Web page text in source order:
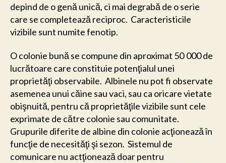
depind de o genă unică, ci mai degrabă de o serie
care se completează reciproc. Caracteristicile
vizibile sunt numite fenotip.
O colonie bună se compune din aproximat 50 000 de
lucrătoare care constituie potenţialul unei
proprietăţi observabile. Albinele nu pot fi observate
asemenea unui căine sau vaci, sau ca oricare vietate
obişnuită, pentru că proprietăţile vizibile sunt cele
exprimate de către colonie sau comunitate.
Grupurile diferite de albine din colonie acţionează în
funcţie de necesităţi şi sezon. Sistemul de
comunicare nu actţionează doar pentru